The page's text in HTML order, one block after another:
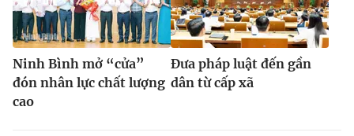
Ninh Bình mở “cửa”
đón nhân lực chất lượng
cao
Đưa pháp luật đến gần
dân từ cấp xã